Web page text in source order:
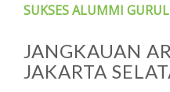
SUKSES ALUMMI
JANGKAUAN
JAKARTA